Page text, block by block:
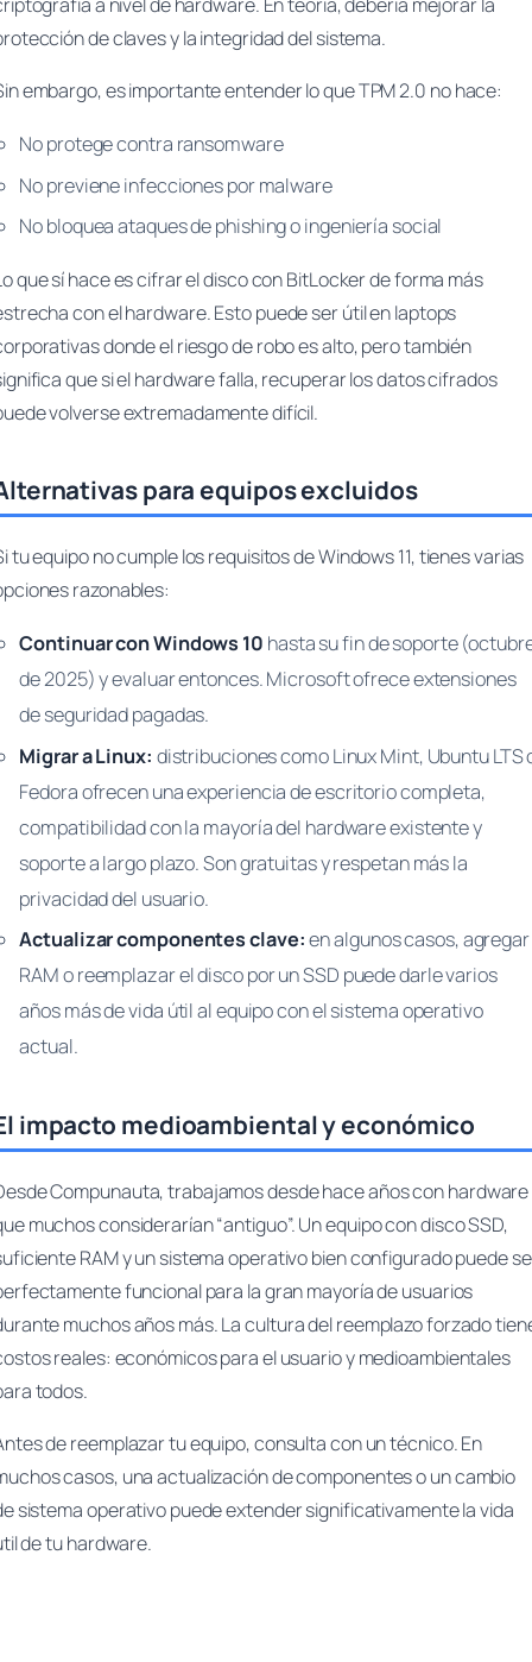
de claves y la integridad del sistema.
embargo, es importante entender lo que TPM 2.0 nohace:
No protege contra ransomware
No previene infecciones por malware
No bloquea ataques de phishing o ingeniería social
que sí hace es cifrar el disco con BitLocker de forma más
con el hardware. Esto puede ser útil en laptops
donde el riesgo de robo es alto, pero también
que si el hardware falla, recuperar los datos cifrados
volverse extremadamente difícil.
para equipos excluidos
tu equipo no cumple los requisitos de Windows 11, tienes varias
razonables:
Continuar con Windows 10 hasta su fin de soporte
de 2025) y evaluar entonces. Microsoft ofrece extensiones
de seguridad pagadas.
Migrar a Linux: distribuciones como Linux Mint, Ubuntu LTS
Fedora ofrecen una experiencia de escritorio completa,
compatibilidad con la mayoría del hardware existente y
soporte a largo plazo. Son gratuitas y respetan más la
privacidad del usuario.
Actualizar componentes clave:en algunos casos, agregar
RAM o reemplazar el disco por un SSD puede darle varios
años más de vida útil al equipo con el sistema operativo
actual.
impacto medioambiental y económico
Compunauta, trabajamos desde hace años con hardware
muchos considerarían “antiguo”. Un equipo con disco SSD,
RAM y un sistema operativo bien configurado puede
funcional para la gran mayoría de usuarios
muchos años más. La cultura del reemplazo forzado
reales: económicos para el usuario y medioambientales
todos.
de reemplazar tu equipo, consulta con un técnico. En
casos, una actualización de componentes o un cambio
sistema operativo puede extender significativamente la vida
de tu hardware.